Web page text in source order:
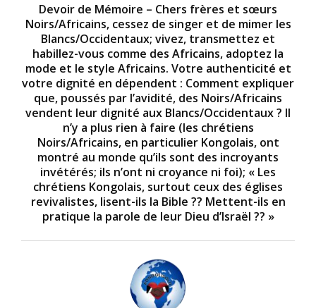
Devoir de Mémoire – Chers frères et sœurs
Noirs/Africains, cessez de singer et de mimer les
Blancs/Occidentaux; vivez, transmettez et
habillez-vous comme des Africains, adoptez la
mode et le style Africains. Votre authenticité et
votre dignité en dépendent : Comment expliquer
que, poussés par l’avidité, des Noirs/Africains
vendent leur dignité aux Blancs/Occidentaux ? Il
n’y a plus rien à faire (les chrétiens
Noirs/Africains, en particulier Kongolais, ont
montré au monde qu’ils sont des incroyants
invétérés; ils n’ont ni croyance ni foi); « Les
chrétiens Kongolais, surtout ceux des églises
revivalistes, lisent-ils la Bible ?? Mettent-ils en
pratique la parole de leur Dieu d’Israël ?? »